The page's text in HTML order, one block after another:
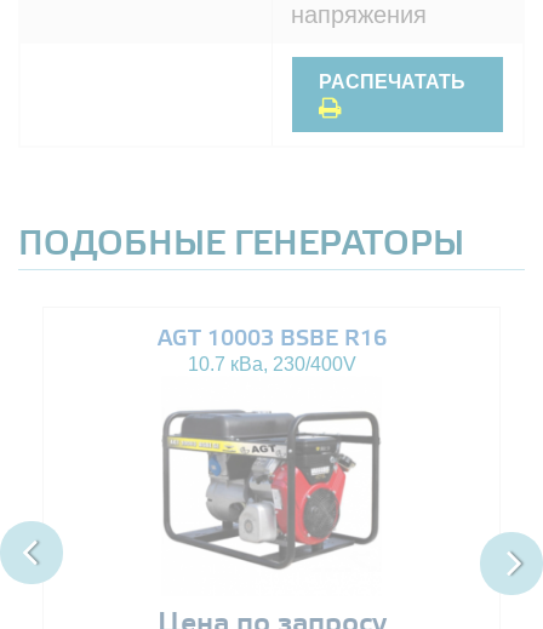
напряжения
РАСПЕЧАТАТЬ
ПОДОБНЫЕ ГЕНЕРАТОРЫ
AGT 10003 BSBE R16
10.7 кВа, 230/400V